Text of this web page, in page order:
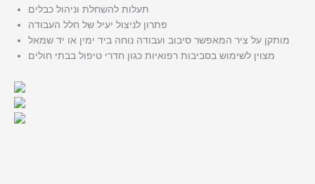
תעלות להשחלת וניהול כבלים
פתרון לניצול יעיל של חלל העבודה
מותקן על ציר המאפשר סיבוב ועבודה נוחה ביד ימין או יד שמאל
מצוין לשימוש בסביבות רפואיות כגון חדרי טיפול בבתי חולים